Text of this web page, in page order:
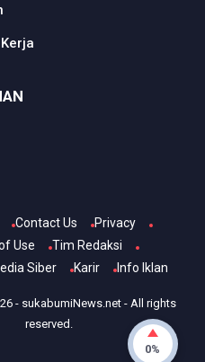
Contact Us
Privacy
Use
Tim Redaksi
Siber
Karir Info Iklan
- sukabumiNews.net - All rights
reserved.
0%